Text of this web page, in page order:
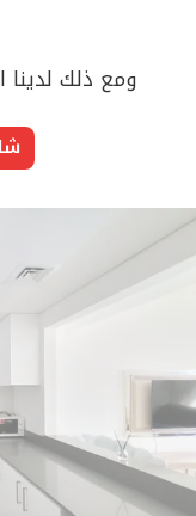
ومع ذلك لدينا